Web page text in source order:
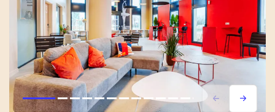
Lorem ipsum
Lorem